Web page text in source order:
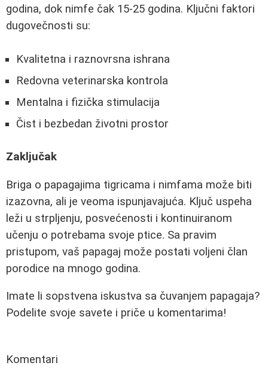
godina, dok nimfe čak 15-25 godina. Ključni faktori
dugovečnosti su:
Kvalitetna i raznovrsna ishrana
Redovna veterinarska kontrola
Mentalna i fizička stimulacija
Čist i bezbedan životni prostor
Zaključak
Briga o papagajima tigricama i nimfama može biti
izazovna, ali je veoma ispunjavajuća. Ključ uspeha
leži u strpljenju, posvećenosti i kontinuiranom
učenju o potrebama svoje ptice. Sa pravim
pristupom, vaš papagaj može postati voljeni član
porodice na mnogo godina.
Imate li sopstvena iskustva sa čuvanjem papagaja?
Podelite svoje savete i priče u komentarima!
Komentari